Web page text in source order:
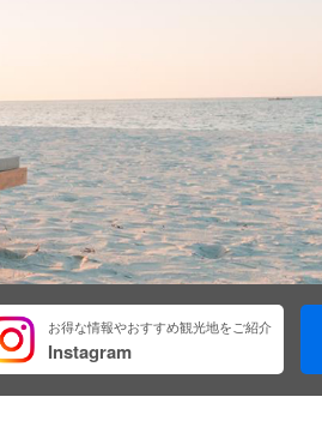
お得な情報やおすすめ観光地をご紹介
Instagram